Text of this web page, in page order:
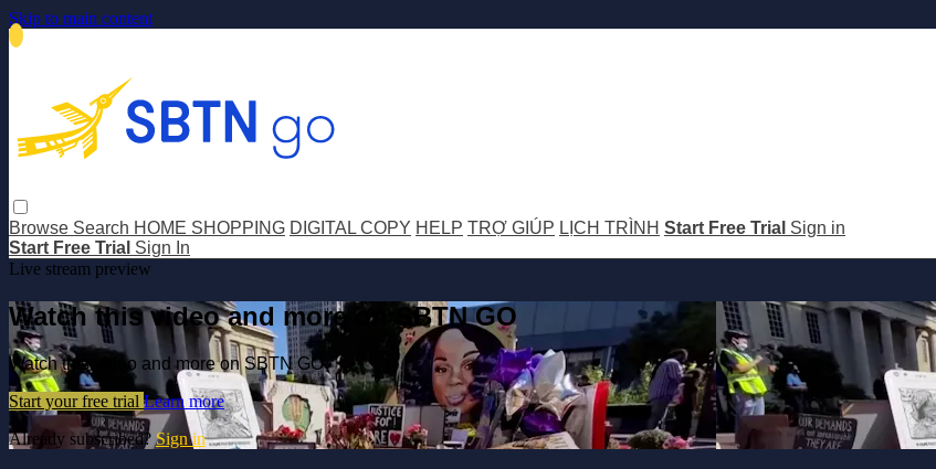
Skip to main content
Browse Search HOME SHOPPING DIGITAL COPY HELP TRỢ GIÚP LỊCH TRÌNH Start Free Trial Sign in
Start Free Trial Sign In
Live stream preview
Watch this video and more on SBTN GO
Watch this video and more on SBTN GO
Start your free trial Learn more
Already subscribed? Sign in